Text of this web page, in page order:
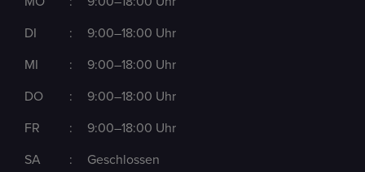
DI : 9:00–18:00 Uhr
MI : 9:00–18:00 Uhr
DO : 9:00–18:00 Uhr
FR : 9:00–18:00 Uhr
SA : Geschlossen